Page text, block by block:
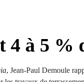
4 à 5 %
, Jean-Paul Demoule